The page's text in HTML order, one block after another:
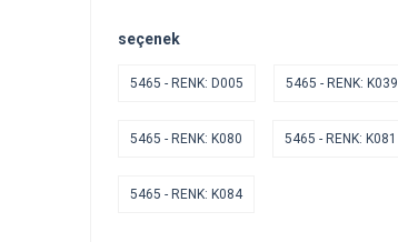
seçenek
5465 - RENK: D005 5465 - RENK: K039
5465 - RENK: K080 5465 - RENK: K081
5465 - RENK: K084